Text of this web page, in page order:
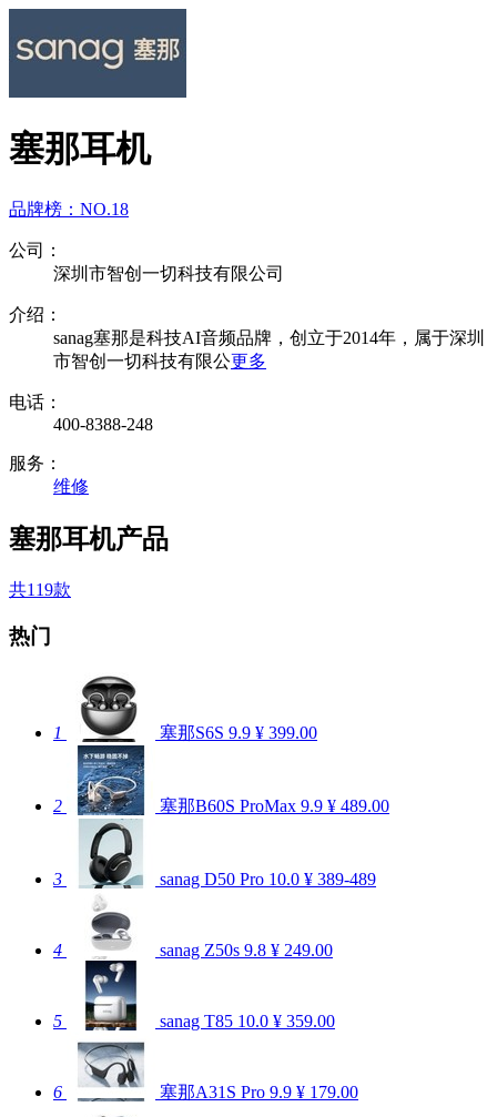
塞那耳机
品牌榜： NO.18
公司：
深圳市智创一切科技有限公司
介绍：
sanag塞那是科技AI音频品牌，创立于2014年，属于深圳
市智创一切科技有限公更多
电话：
400-8388-248
服务：
维修
塞那耳机产品
共119款
热门
1 塞那S6S 9.9 ¥ 399.00
2 塞那B60S ProMax 9.9 ¥ 489.00
3 sanag D50 Pro 10.0 ¥ 389-489
4 sanag Z50s 9.8 ¥ 249.00
5 sanag T85 10.0 ¥ 359.00
6 塞那A31S Pro 9.9 ¥ 179.00